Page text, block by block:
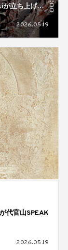
が立ち上げた
主催の
2026.05.19
代官山SPEAK
2026.05.19